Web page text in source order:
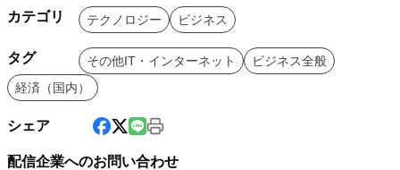
カテゴリ テクノロジー ビジネス
タグ その他IT・インターネット
ビジネス全般
経済（国内）
シェア
配信企業へのお問い合わせ